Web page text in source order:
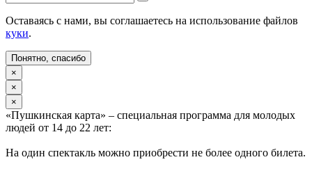
Оставаясь с нами, вы соглашаетесь на использование файлов
куки.
Понятно, спасибо
×
×
×
«Пушкинская карта» – специальная программа для молодых
людей от 14 до 22 лет:
На один спектакль можно приобрести не более одного билета.